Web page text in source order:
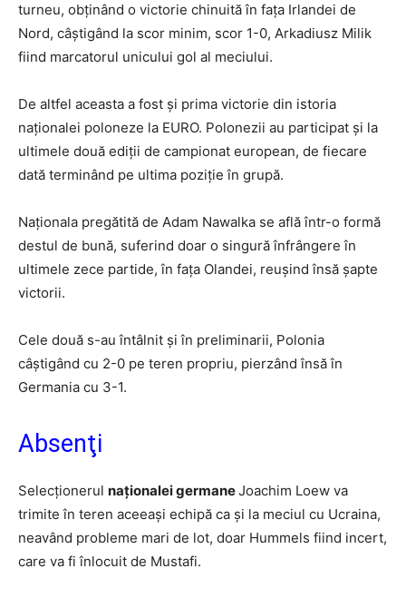
turneu, obținând o victorie chinuită în fața Irlandei de
Nord, câștigând la scor minim, scor 1-0, Arkadiusz Milik
fiind marcatorul unicului gol al meciului.
De altfel aceasta a fost și prima victorie din istoria
naționalei poloneze la EURO. Polonezii au participat și la
ultimele două ediții de campionat european, de fiecare
dată terminând pe ultima poziție în grupă.
Naționala pregătită de Adam Nawalka se află într-o formă
destul de bună, suferind doar o singură înfrângere în
ultimele zece partide, în fața Olandei, reușind însă șapte
victorii.
Cele două s-au întâlnit și în preliminarii, Polonia
câștigând cu 2-0 pe teren propriu, pierzând însă în
Germania cu 3-1.
Absenţi
Selecționerul naționalei germaneJoachim Loew va
trimite în teren aceeași echipă ca și la meciul cu Ucraina,
neavând probleme mari de lot, doar Hummels fiind incert,
care va fi înlocuit de Mustafi.